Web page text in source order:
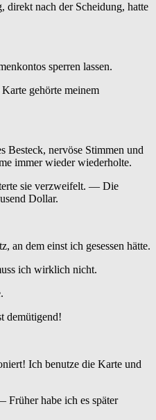
direkt nach der Scheidung, hatte
sperren lassen.
gehörte meinem
Besteck, nervöse Stimmen und
immer wieder wiederholte.
sie verzweifelt. — Die
Dollar.
an dem einst ich gesessen hätte.
ich wirklich nicht.
demütigend!
Ich benutze die Karte und
habe ich es später